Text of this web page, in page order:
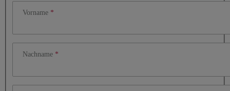
Vorname
Nachname